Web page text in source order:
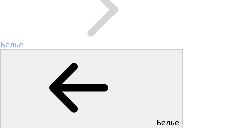
Белье
Белье